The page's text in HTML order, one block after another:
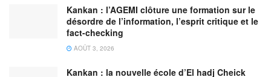
Kankan : l’AGEMI clôture une formation sur le
désordre de l’information, l’esprit critique et le
fact-checking
AOÛT 3, 2026
Kankan : la nouvelle école d’El hadj Cheick